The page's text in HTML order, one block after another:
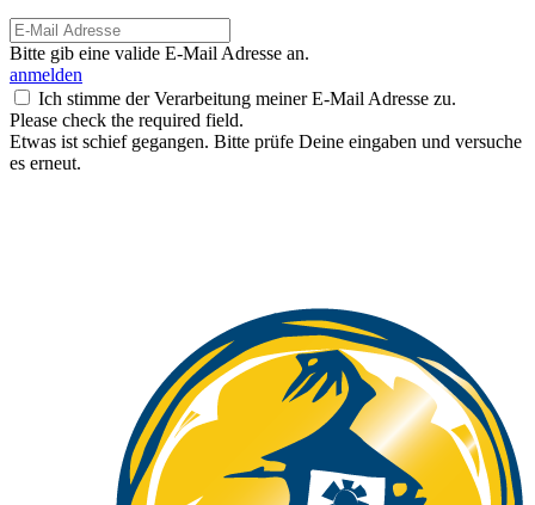
Bitte gib eine valide E-Mail Adresse an.
anmelden
Ich stimme der Verarbeitung meiner E-Mail Adresse zu.
Please check the required field.
Etwas ist schief gegangen. Bitte prüfe Deine eingaben und versuche
es erneut.